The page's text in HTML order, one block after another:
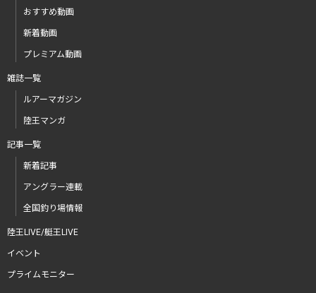
おすすめ動画
新着動画
プレミアム動画
雑誌一覧
ルアーマガジン
陸王マンガ
記事一覧
新着記事
アングラー連載
全国釣り場情報
陸王LIVE/艇王LIVE
イベント
プライムモニター